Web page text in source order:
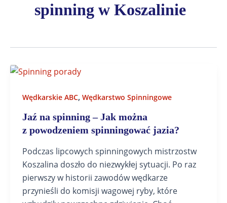
spinning w Koszalinie
Wędkarskie ABC, Wędkarstwo Spinningowe
Jaź na spinning – Jak można
z powodzeniem spinningować jazia?
Podczas lipcowych spinningowych mistrzostw
Koszalina doszło do niezwykłej sytuacji. Po raz
pierwszy w historii zawodów wędkarze
przynieśli do komisji wagowej ryby, które